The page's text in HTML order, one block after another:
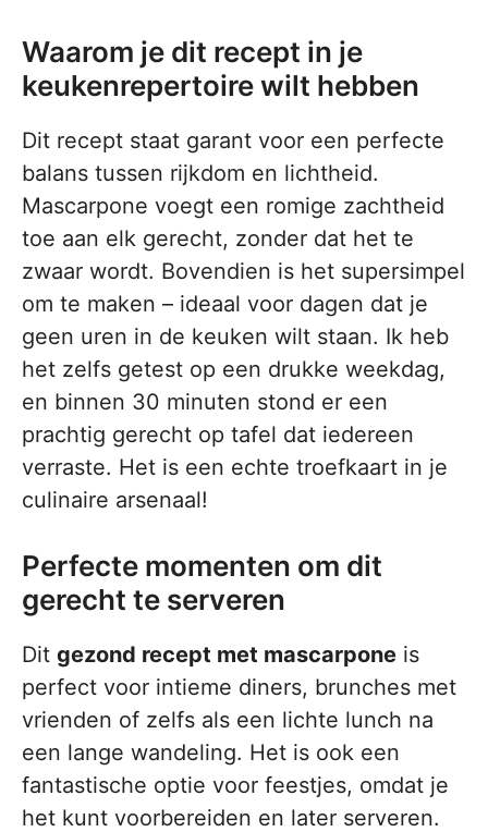
Waarom je dit recept in je
keukenrepertoire wilt hebben
Dit recept staat garant voor een perfecte
balans tussen rijkdom en lichtheid.
Mascarpone voegt een romige zachtheid
toe aan elk gerecht, zonder dat het te
zwaar wordt. Bovendien is het supersimpel
om te maken – ideaal voor dagen dat je
geen uren in de keuken wilt staan. Ik heb
het zelfs getest op een drukke weekdag,
en binnen 30 minuten stond er een
prachtig gerecht op tafel dat iedereen
verraste. Het is een echte troefkaart in je
culinaire arsenaal!
Perfecte momenten om dit
gerecht te serveren
Dit gezond recept met mascarpone is
perfect voor intieme diners, brunches met
vrienden of zelfs als een lichte lunch na
een lange wandeling. Het is ook een
fantastische optie voor feestjes, omdat je
het kunt voorbereiden en later serveren.